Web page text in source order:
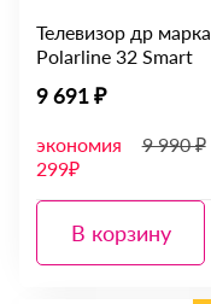
Телевизор др марка
Polarline 32 Smart
9 691 ₽
экономия
299₽
9 990 ₽
В корзину